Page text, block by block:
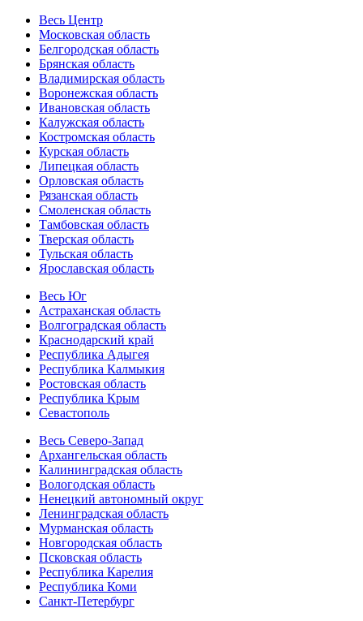
Весь Центр
Московская область
Белгородская область
Брянская область
Владимирская область
Воронежская область
Ивановская область
Калужская область
Костромская область
Курская область
Липецкая область
Орловская область
Рязанская область
Смоленская область
Тамбовская область
Тверская область
Тульская область
Ярославская область
Весь Юг
Астраханская область
Волгоградская область
Краснодарский край
Республика Адыгея
Республика Калмыкия
Ростовская область
Республика Крым
Севастополь
Весь Северо-Запад
Архангельская область
Калининградская область
Вологодская область
Ненецкий автономный округ
Ленинградская область
Мурманская область
Новгородская область
Псковская область
Республика Карелия
Республика Коми
Санкт-Петербург